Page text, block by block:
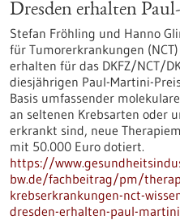
Dresden erhalten
Stefan Fröhling und Hanno
für Tumorerkrankungen
erhalten für das DKFZ/NCT/
diesjährigen Paul-Martini-
Basis umfassender
an seltenen Krebsarten oder
erkrankt sind, neue
mit 50.000 Euro dotiert.
https://
bw.de/fachbeitrag/pm/
krebserkrankungen-nct-
dresden-erhalten-paul-